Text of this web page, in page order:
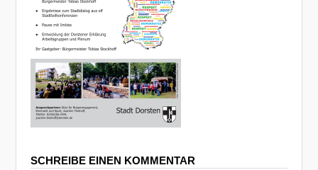
SCHREIBE EINEN KOMMENTAR